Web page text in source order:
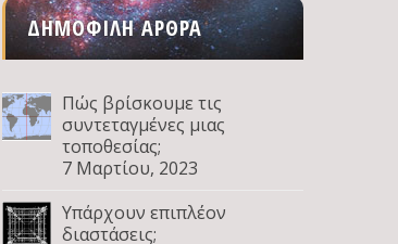
ΔΗΜΟΦΙΛΉ ΆΡΘΡΑ
Πώς βρίσκουμε τις
συντεταγμένες μιας
τοποθεσίας;
7 Μαρτίου, 2023
Υπάρχουν επιπλέον
διαστάσεις;